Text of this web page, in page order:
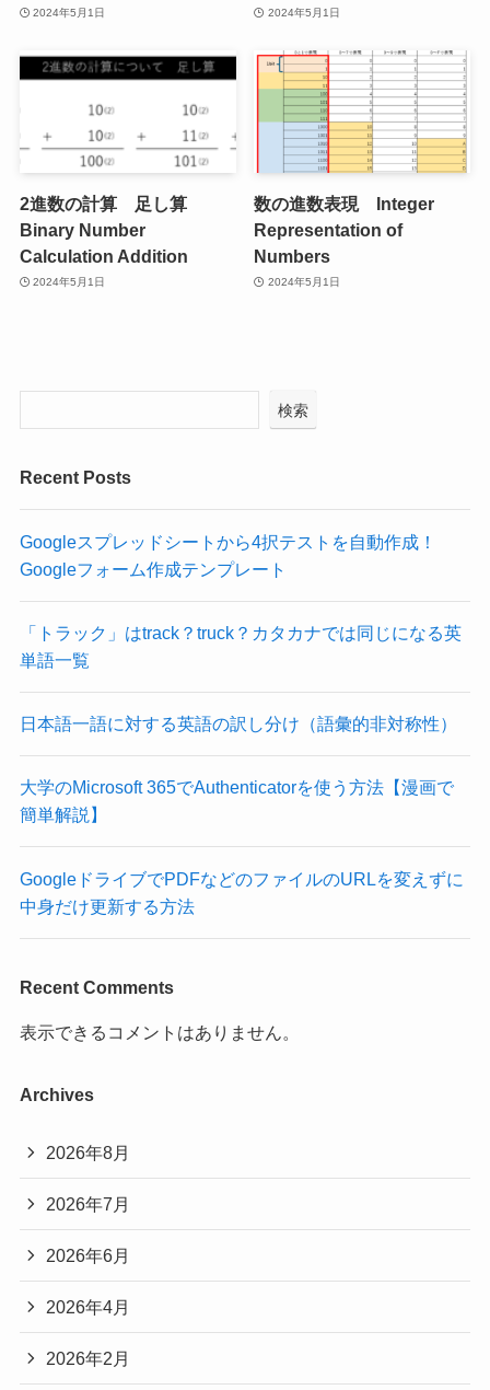
2024年5月1日 2024年5月1日
2進数の計算 足し算
Binary Number
Calculation Addition
2024年5月1日
数の進数表現 Integer
Representation of
Numbers
2024年5月1日
検索
Recent Posts
Googleスプレッドシートから4択テストを自動作成！
Googleフォーム作成テンプレート
「トラック」はtrack？truck？カタカナでは同じになる英
単語一覧
日本語一語に対する英語の訳し分け（語彙的非対称性）
大学のMicrosoft 365でAuthenticatorを使う方法【漫画で
簡単解説】
GoogleドライブでPDFなどのファイルのURLを変えずに
中身だけ更新する方法
Recent Comments
表示できるコメントはありません。
Archives
2026年8月
2026年7月
2026年6月
2026年4月
2026年2月